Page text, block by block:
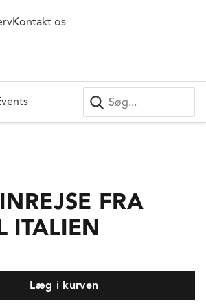
Kontakt os
FRA
ITALIEN
Læg i kurven